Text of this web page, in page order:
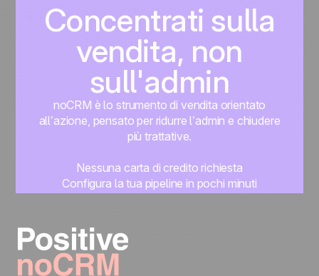
Concentrati sulla
vendita, non
sull'admin
noCRM è lo strumento di vendita orientato
all’azione, pensato per ridurre l’admin e chiudere
più trattative.
Nessuna carta di credito richiesta
Configura la tua pipeline in pochi minuti